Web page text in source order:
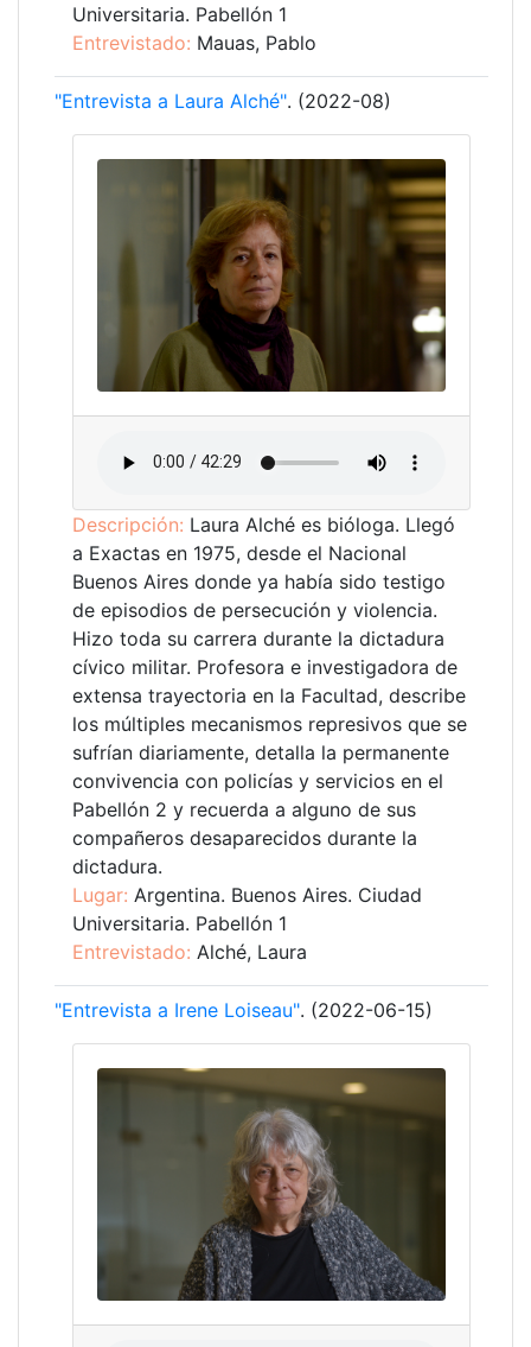
Universitaria. Pabellón 1
Entrevistado: Mauas, Pablo
"Entrevista a Laura Alché". (2022-08)
Descripción: Laura Alché es bióloga. Llegó
a Exactas en 1975, desde el Nacional
Buenos Aires donde ya había sido testigo
de episodios de persecución y violencia.
Hizo toda su carrera durante la dictadura
cívico militar. Profesora e investigadora de
extensa trayectoria en la Facultad, describe
los múltiples mecanismos represivos que se
sufrían diariamente, detalla la permanente
convivencia con policías y servicios en el
Pabellón 2 y recuerda a alguno de sus
compañeros desaparecidos durante la
dictadura.
Lugar: Argentina. Buenos Aires. Ciudad
Universitaria. Pabellón 1
Entrevistado: Alché, Laura
"Entrevista a Irene Loiseau". (2022-06-15)